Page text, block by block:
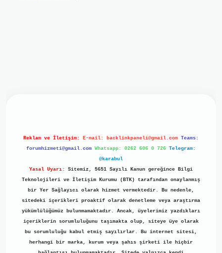
Reklam ve İletişim: E-mail: backlinkpaneli@gmail.com Teams:
forumhizmeti@gmail.com Whatsapp: 0262 606 0 726 Telegram:
@karabul
Yasal Uyarı:
Sitemiz, 5651 Sayılı Kanun gereğince Bilgi
Teknolojileri ve İletişim Kurumu (BTK) tarafından onaylanmış
bir Yer Sağlayıcı olarak hizmet vermektedir. Bu nedenle,
sitedeki içerikleri proaktif olarak denetleme veya araştırma
yükümlülüğümüz bulunmamaktadır. Ancak, üyelerimiz yazdıkları
içeriklerin sorumluluğunu taşımakta olup, siteye üye olarak
bu sorumluluğu kabul etmiş sayılırlar. Bu internet sitesi,
herhangi bir marka, kurum veya şahıs şirketi ile hiçbir